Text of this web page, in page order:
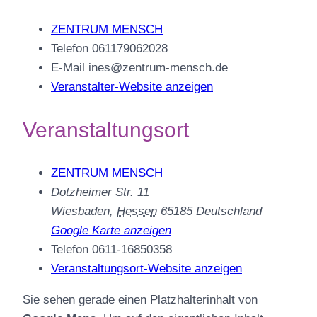
ZENTRUM MENSCH
Telefon 061179062028
E-Mail ines@zentrum-mensch.de
Veranstalter-Website anzeigen
Veranstaltungsort
ZENTRUM MENSCH
Dotzheimer Str. 11
Wiesbaden, Hessen 65185 Deutschland
Google Karte anzeigen
Telefon 0611-16850358
Veranstaltungsort-Website anzeigen
Sie sehen gerade einen Platzhalterinhalt von